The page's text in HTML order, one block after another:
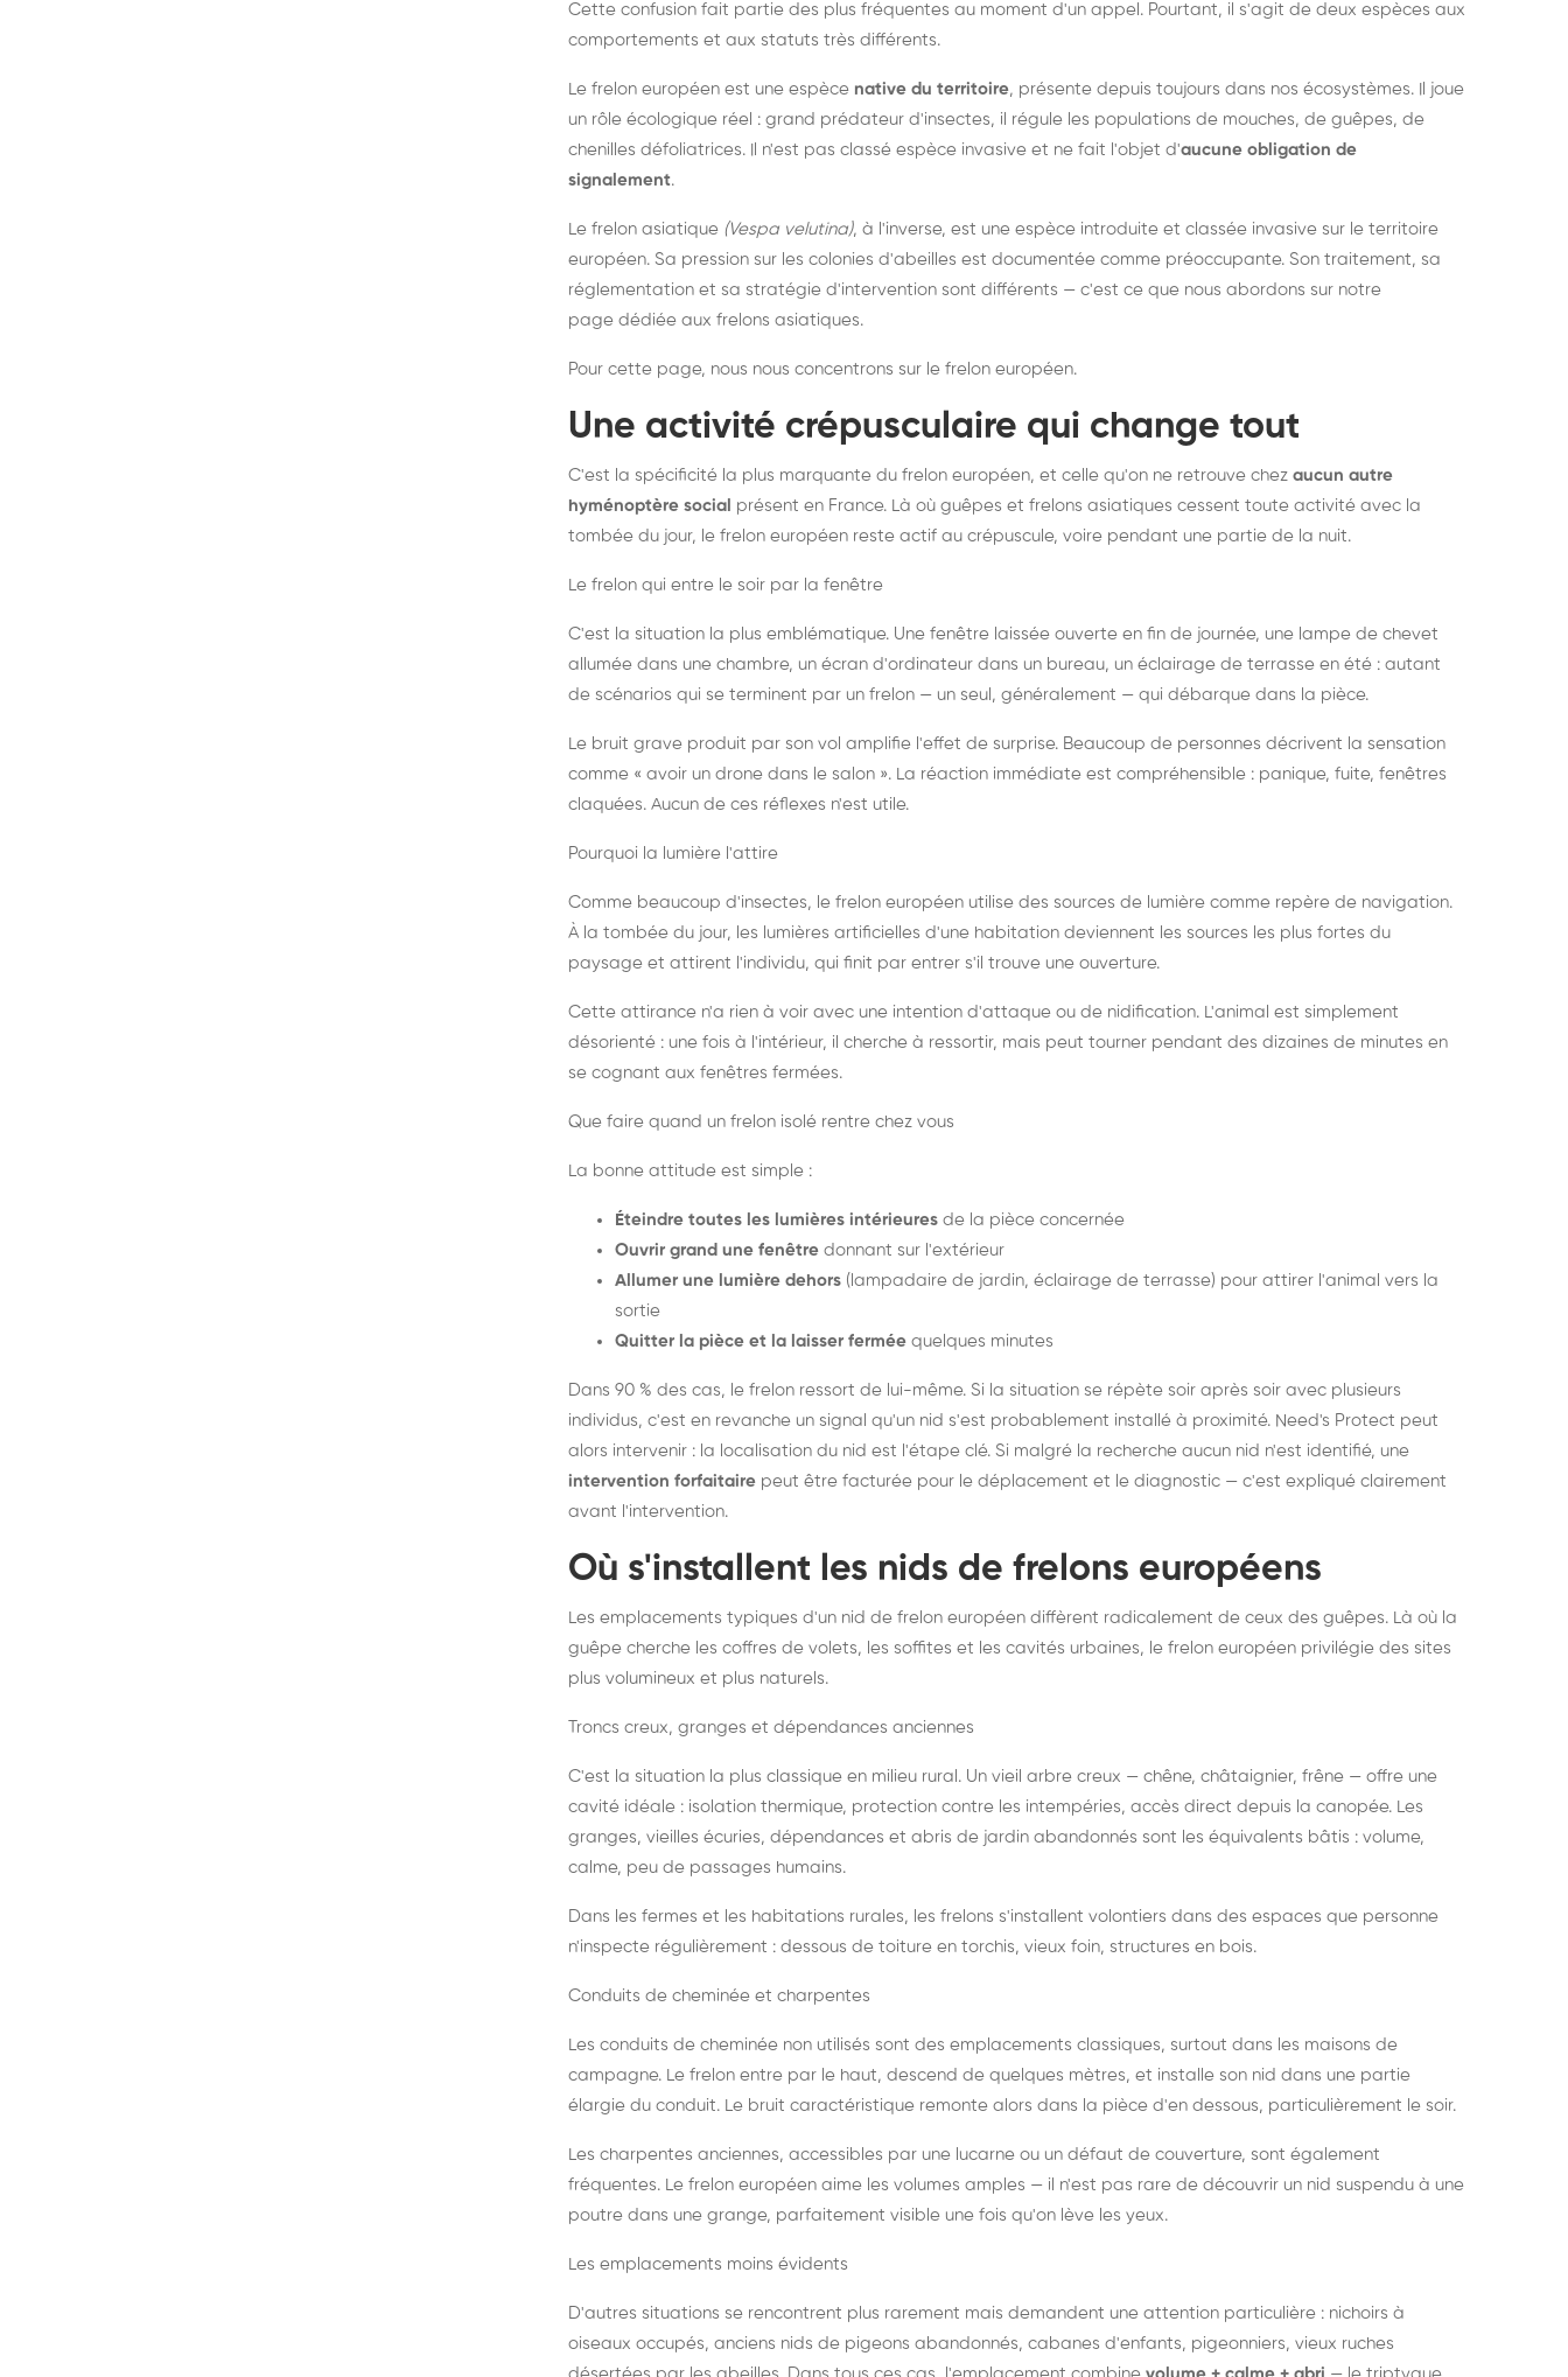
Cette confusion fait partie des plus fréquentes au moment d'un appel. Pourtant, il s'agit de deux espèces aux
comportements et aux statuts très différents.
Le frelon européen est une espèce native du territoire, présente depuis toujours dans nos écosystèmes. Il joue
un rôle écologique réel : grand prédateur d'insectes, il régule les populations de mouches, de guêpes, de
chenilles défoliatrices. Il n'est pas classé espèce invasive et ne fait l'objet d'aucune obligation de
signalement.
Le frelon asiatique (Vespa velutina), à l'inverse, est une espèce introduite et classée invasive sur le territoire
européen. Sa pression sur les colonies d'abeilles est documentée comme préoccupante. Son traitement, sa
réglementation et sa stratégie d'intervention sont différents — c'est ce que nous abordons sur notre
page dédiée aux frelons asiatiques.
Pour cette page, nous nous concentrons sur le frelon européen.
Une activité crépusculaire qui change tout
C'est la spécificité la plus marquante du frelon européen, et celle qu'on ne retrouve chez aucun autre
hyménoptère social présent en France. Là où guêpes et frelons asiatiques cessent toute activité avec la
tombée du jour, le frelon européen reste actif au crépuscule, voire pendant une partie de la nuit.
Le frelon qui entre le soir par la fenêtre
C'est la situation la plus emblématique. Une fenêtre laissée ouverte en fin de journée, une lampe de chevet
allumée dans une chambre, un écran d'ordinateur dans un bureau, un éclairage de terrasse en été : autant
de scénarios qui se terminent par un frelon — un seul, généralement — qui débarque dans la pièce.
Le bruit grave produit par son vol amplifie l'effet de surprise. Beaucoup de personnes décrivent la sensation
comme « avoir un drone dans le salon ». La réaction immédiate est compréhensible : panique, fuite, fenêtres
claquées. Aucun de ces réflexes n'est utile.
Pourquoi la lumière l'attire
Comme beaucoup d'insectes, le frelon européen utilise des sources de lumière comme repère de navigation.
À la tombée du jour, les lumières artificielles d'une habitation deviennent les sources les plus fortes du
paysage et attirent l'individu, qui finit par entrer s'il trouve une ouverture.
Cette attirance n'a rien à voir avec une intention d'attaque ou de nidification. L'animal est simplement
désorienté : une fois à l'intérieur, il cherche à ressortir, mais peut tourner pendant des dizaines de minutes en
se cognant aux fenêtres fermées.
Que faire quand un frelon isolé rentre chez vous
La bonne attitude est simple :
Éteindre toutes les lumières intérieures de la pièce concernée
Ouvrir grand une fenêtre donnant sur l'extérieur
Allumer une lumière dehors (lampadaire de jardin, éclairage de terrasse) pour attirer l'animal vers la
sortie
Quitter la pièce et la laisser fermée quelques minutes
Dans 90 % des cas, le frelon ressort de lui-même. Si la situation se répète soir après soir avec plusieurs
individus, c'est en revanche un signal qu'un nid s'est probablement installé à proximité. Need's Protect peut
alors intervenir : la localisation du nid est l'étape clé. Si malgré la recherche aucun nid n'est identifié, une
intervention forfaitaire peut être facturée pour le déplacement et le diagnostic — c'est expliqué clairement
avant l'intervention.
Où s'installent les nids de frelons européens
Les emplacements typiques d'un nid de frelon européen diffèrent radicalement de ceux des guêpes. Là où la
guêpe cherche les coffres de volets, les soffites et les cavités urbaines, le frelon européen privilégie des sites
plus volumineux et plus naturels.
Troncs creux, granges et dépendances anciennes
C'est la situation la plus classique en milieu rural. Un vieil arbre creux — chêne, châtaignier, frêne — offre une
cavité idéale : isolation thermique, protection contre les intempéries, accès direct depuis la canopée. Les
granges, vieilles écuries, dépendances et abris de jardin abandonnés sont les équivalents bâtis : volume,
calme, peu de passages humains.
Dans les fermes et les habitations rurales, les frelons s'installent volontiers dans des espaces que personne
n'inspecte régulièrement : dessous de toiture en torchis, vieux foin, structures en bois.
Conduits de cheminée et charpentes
Les conduits de cheminée non utilisés sont des emplacements classiques, surtout dans les maisons de
campagne. Le frelon entre par le haut, descend de quelques mètres, et installe son nid dans une partie
élargie du conduit. Le bruit caractéristique remonte alors dans la pièce d'en dessous, particulièrement le soir.
Les charpentes anciennes, accessibles par une lucarne ou un défaut de couverture, sont également
fréquentes. Le frelon européen aime les volumes amples — il n'est pas rare de découvrir un nid suspendu à une
poutre dans une grange, parfaitement visible une fois qu'on lève les yeux.
Les emplacements moins évidents
D'autres situations se rencontrent plus rarement mais demandent une attention particulière : nichoirs à
oiseaux occupés, anciens nids de pigeons abandonnés, cabanes d'enfants, pigeonniers, vieux ruches